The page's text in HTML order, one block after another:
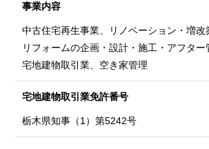
事業内容
中古住宅再生事業、リノベーション・増改
リフォームの企画・設計・施工・アフター
宅地建物取引業、空き家管理
宅地建物取引業免許番号
栃木県知事（1）第5242号